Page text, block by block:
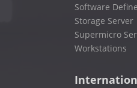
Software
Storage Server
Supermicro
Workstations